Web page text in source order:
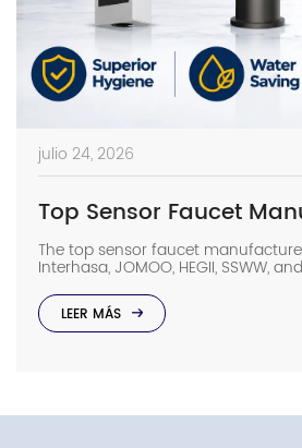
julio 24, 2026
The top sensor faucet
Interhasa, JOMOO, HEGII, SSWW,
capabilities, OEM/ODM support,
project experience. They provide
hotels, hospitals, airports, offices,
LEER MÁS